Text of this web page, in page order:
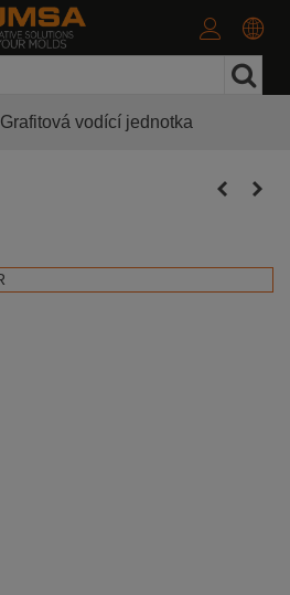
Grafitová vodící jednotka